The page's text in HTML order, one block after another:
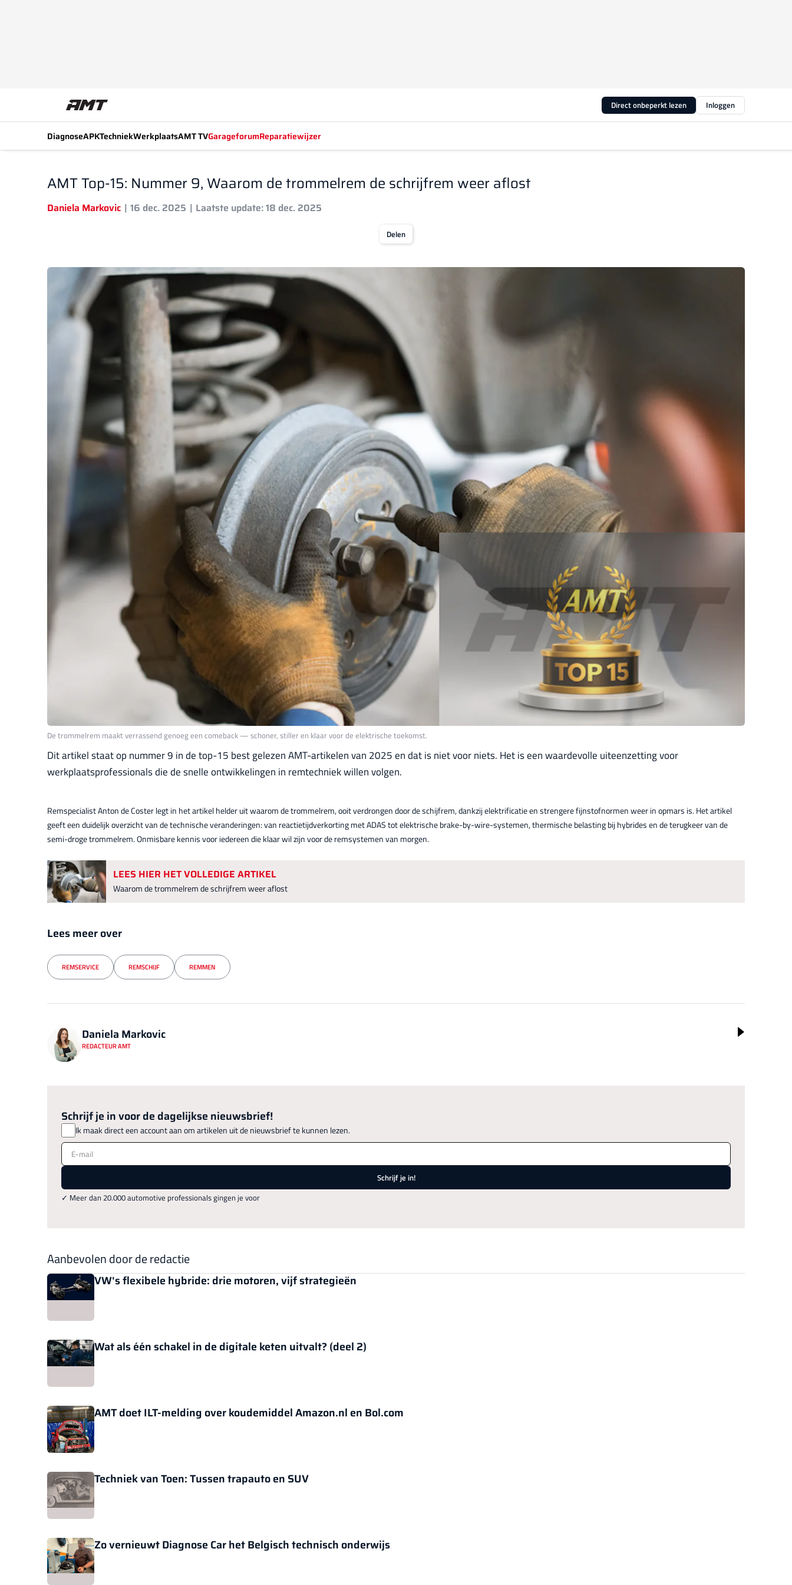
Direct onbeperkt lezen Inloggen
DiagnoseAPKTechniekWerkplaatsAMT TVGarageforumReparatiewijzer
AMT Top-15: Nummer 9, Waarom de trommelrem de schrijfrem weer aflost
Daniela Markovic 16 dec. 2025 Laatste update: 18 dec. 2025
Delen
De trommelrem maakt verrassend genoeg een comeback — schoner, stiller en klaar voor de elektrische toekomst.
Dit artikel staat op nummer 9 in de top-15 best gelezen AMT-artikelen van 2025 en dat is niet voor niets. Het is een waardevolle uiteenzetting voor
werkplaatsprofessionals die de snelle ontwikkelingen in remtechniek willen volgen.
Remspecialist Anton de Coster legt in het artikel helder uit waarom de trommelrem, ooit verdrongen door de schijfrem, dankzij elektrificatie en strengere fijnstofnormen weer in opmars is. Het artikel
geeft een duidelijk overzicht van de technische veranderingen: van reactietijdverkorting met ADAS tot elektrische brake-by-wire-systemen, thermische belasting bij hybrides en de terugkeer van de
semi-droge trommelrem. Onmisbare kennis voor iedereen die klaar wil zijn voor de remsystemen van morgen.
LEES HIER HET VOLLEDIGE ARTIKEL
Waarom de trommelrem de schrijfrem weer aflost
Lees meer over
REMSERVICE REMSCHIJF REMMEN
Daniela Markovic
REDACTEUR AMT
Schrijf je in voor de dagelijkse nieuwsbrief!
Ik maak direct een account aan om artikelen uit de nieuwsbrief te kunnen lezen.
E-mail
Schrijf je in!
✓ Meer dan 20.000 automotive professionals gingen je voor
Aanbevolen door de redactie
VW's flexibele hybride: drie motoren, vijf strategieën
Wat als één schakel in de digitale keten uitvalt? (deel 2)
AMT doet ILT-melding over koudemiddel Amazon.nl en Bol.com
Techniek van Toen: Tussen trapauto en SUV
Zo vernieuwt Diagnose Car het Belgisch technisch onderwijs